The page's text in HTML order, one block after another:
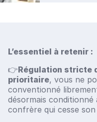
L’essentiel à retenir :
👉Régulation stricte
prioritaire, vous ne
conventionné
désormais
confrère qui cesse